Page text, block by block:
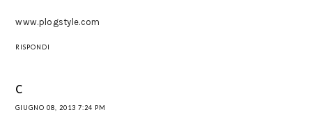
www.plogstyle.com
RISPONDI
C
GIUGNO 08, 2013 7:24 PM